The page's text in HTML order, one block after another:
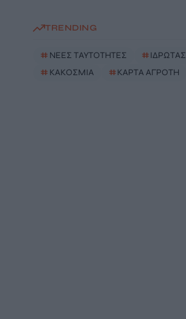
TRENDING
# ΝΕΕΣ ΤΑΥΤΟΤΗΤΕΣ #ΙΔΡΩΤΑΣ
# ΚΑΚΟΣΜΙΑ #ΚΑΡΤΑ ΑΓΡΟΤΗ